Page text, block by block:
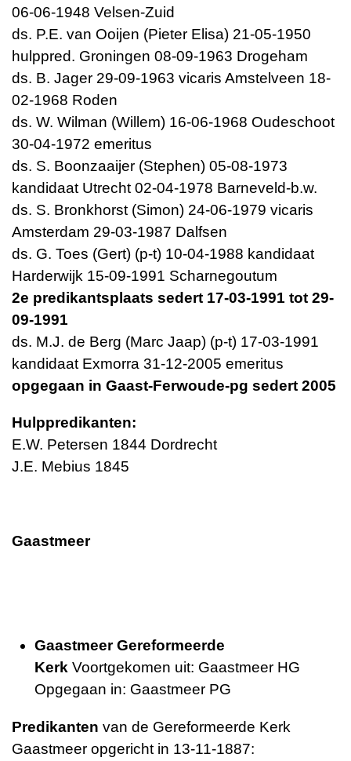
06-06-1948 Velsen-Zuid
ds. P.E. van Ooijen (Pieter Elisa) 21-05-1950
hulppred. Groningen 08-09-1963 Drogeham
ds. B. Jager 29-09-1963 vicaris Amstelveen 18-
02-1968 Roden
ds. W. Wilman (Willem) 16-06-1968 Oudeschoot
30-04-1972 emeritus
ds. S. Boonzaaijer (Stephen) 05-08-1973
kandidaat Utrecht 02-04-1978 Barneveld-b.w.
ds. S. Bronkhorst (Simon) 24-06-1979 vicaris
Amsterdam 29-03-1987 Dalfsen
ds. G. Toes (Gert) (p-t) 10-04-1988 kandidaat
Harderwijk 15-09-1991 Scharnegoutum
2e predikantsplaats sedert 17-03-1991 tot 29-
09-1991
ds. M.J. de Berg (Marc Jaap) (p-t) 17-03-1991
kandidaat Exmorra 31-12-2005 emeritus
opgegaan in Gaast-Ferwoude-pg sedert 2005
Hulppredikanten:
E.W. Petersen 1844 Dordrecht
J.E. Mebius 1845
Gaastmeer
Gaastmeer Gereformeerde
Kerk Voortgekomen uit: Gaastmeer HG
Opgegaan in: Gaastmeer PG
Predikanten van de Gereformeerde Kerk
Gaastmeer opgericht in 13-11-1887: